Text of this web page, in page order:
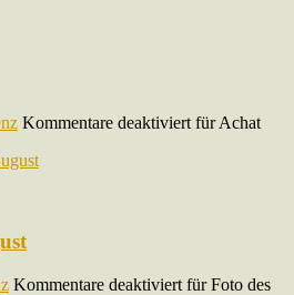
Kommentare deaktiviert für Achat
Kommentare deaktiviert für Foto des